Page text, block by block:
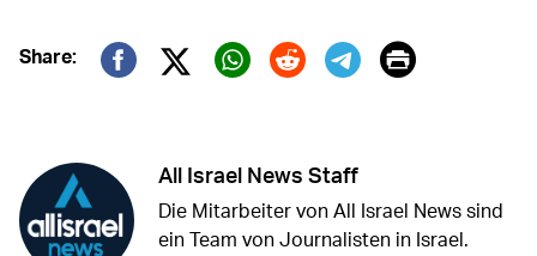
Share:
Twitter (X)
Print
All Israel News Staff
Die Mitarbeiter von All Israel News sind
ein Team von Journalisten in Israel.